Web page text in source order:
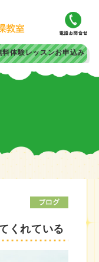
料体験レッスンお申込み
くれている